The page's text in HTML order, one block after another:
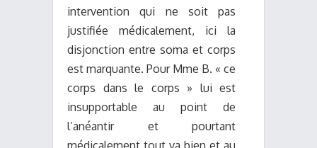
intervention qui ne soit pas
justifiée médicalement, ici la
disjonction entre soma et corps
est marquante. Pour Mme B. « ce
corps dans le corps » lui est
insupportable au point de
l’anéantir et pourtant
médicalement tout va bien et au